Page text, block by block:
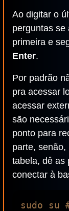
Ao digitar o
perguntas se
primeira e
Enter.
Por padrão
pra acessar
acessar
são
ponto para
parte,
tabela, dê as
conectar à
sudo su